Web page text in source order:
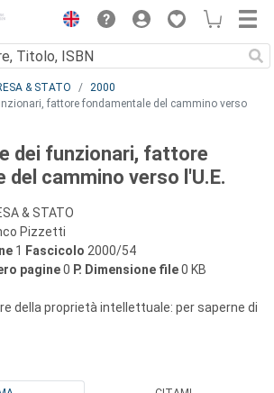
& STATO
2000
fattore fondamentale del cammino verso
dei funzionari, fattore
del cammino verso l'U.E.
& STATO
Pizzetti
1 Fascicolo 2000/54
pagine0 P. Dimensione file0 KB
della proprietà intellettuale: per saperne di